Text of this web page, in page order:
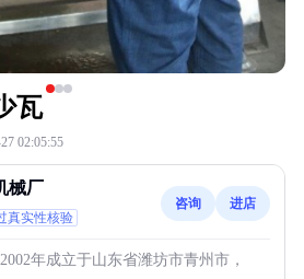
瓦
02:05:55
械厂
真实性核验
咨询 进店
年成立于山东省潍坊市青州市，